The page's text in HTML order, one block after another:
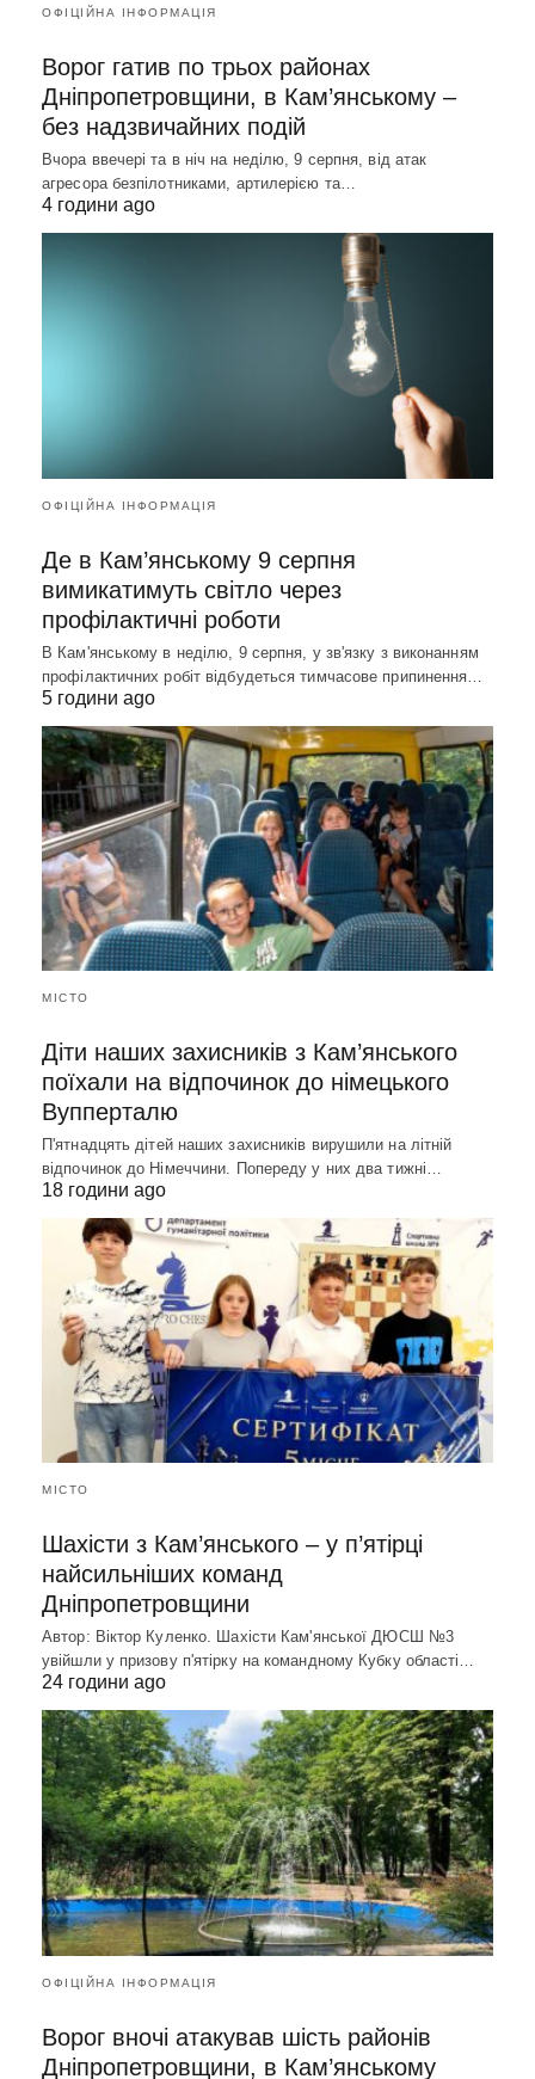
ОФІЦІЙНА ІНФОРМАЦІЯ
Ворог гатив по трьох районах
Дніпропетровщини, в Кам’янському –
без надзвичайних подій
Вчора ввечері та в ніч на неділю, 9 серпня, від атак
агресора безпілотниками, артилерією та…
4 години ago
ОФІЦІЙНА ІНФОРМАЦІЯ
Де в Кам’янському 9 серпня
вимикатимуть світло через
профілактичні роботи
В Кам'янському в неділю, 9 серпня, у зв'язку з виконанням
профілактичних робіт відбудеться тимчасове припинення…
5 години ago
МІСТО
Діти наших захисників з Кам’янського
поїхали на відпочинок до німецького
Вупперталю
П'ятнадцять дітей наших захисників вирушили на літній
відпочинок до Німеччини. Попереду у них два тижні…
18 години ago
МІСТО
Шахісти з Кам’янського – у п’ятірці
найсильніших команд
Дніпропетровщини
Автор: Віктор Куленко. Шахісти Кам'янської ДЮСШ №3
увійшли у призову п'ятірку на командному Кубку області…
24 години ago
ОФІЦІЙНА ІНФОРМАЦІЯ
Ворог вночі атакував шість районів
Дніпропетровщини, в Кам’янському